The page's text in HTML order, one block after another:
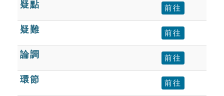
疑點 前往
疑難 前往
論調 前往
環節 前往